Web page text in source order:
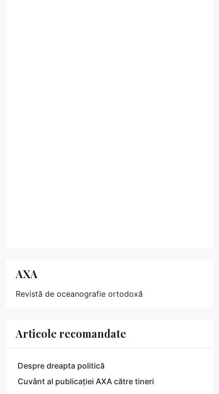
AXA
Revistă de oceanografie ortodoxă
Articole recomandate
Despre dreapta politică
Cuvânt al publicației AXA către tineri